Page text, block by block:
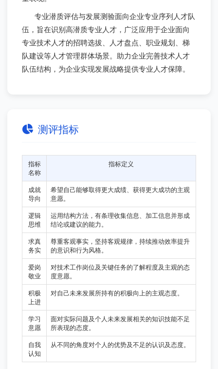
专业潜质评估与发展测验面向企业专业序列人才队
伍，旨在识别高潜质专业人才，广泛应用于企业面向
专业技术人才的招聘选拔、人才盘点、职业规划、梯
队建设等人才管理群体场景。助力企业完善技术人才
队伍结构，为企业实现发展战略提供专业人才保障。
测评指标
指标
名称
指标定义
成就
导向
希望自己能够取得更大成绩、获得更大成功的主观
意愿。
逻辑
思维
运用结构方法，有条理收集信息、加工信息并形成
结论或建议的能力。
求真
务实
尊重客观事实，坚持客观规律，持续推动效率提升
的意识和行为风格。
爱岗
敬业
对技术工作岗位及关键任务的了解程度及主观的态
度意愿。
积极
上进
对自己未来发展所持有的积极向上的主观态度。
学习
意愿
面对实际问题及个人未来发展相关的知识技能不足
所表现的态度。
自我
认知
从不同的角度对个人的优势及不足的认识及态度。